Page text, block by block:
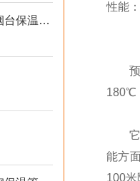
山东聚氨酯保温管厂家报价 烟台保温管现货
性能：
预制
180℃
它与
能方
100米